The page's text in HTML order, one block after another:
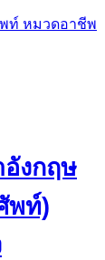
พท์ หมวดอาชีพ
งกฤษ
พท์)